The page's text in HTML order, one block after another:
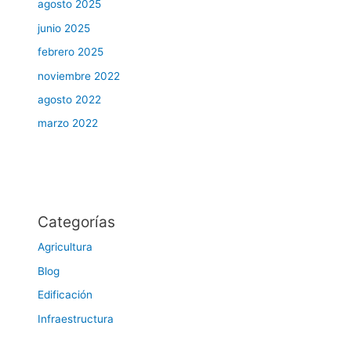
agosto 2025
junio 2025
febrero 2025
noviembre 2022
agosto 2022
marzo 2022
Categorías
Agricultura
Blog
Edificación
Infraestructura